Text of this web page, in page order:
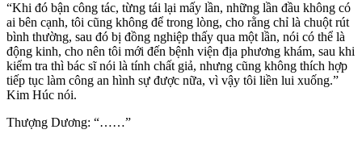
“Khi đó bận công tác, từng tái lại mấy lần, những lần đầu không có
ai bên cạnh, tôi cũng không để trong lòng, cho rằng chỉ là chuột rút
bình thường, sau đó bị đồng nghiệp thấy qua một lần, nói có thể là
động kinh, cho nên tôi mới đến bệnh viện địa phương khám, sau khi
kiểm tra thì bác sĩ nói là tính chất giả, nhưng cũng không thích hợp
tiếp tục làm công an hình sự được nữa, vì vậy tôi liền lui xuống.”
Kim Húc nói.
Thượng Dương: “……”